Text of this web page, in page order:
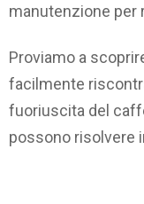
manutenzione per
Proviamo a
facilmente
fuoriuscita del
possono risolvere